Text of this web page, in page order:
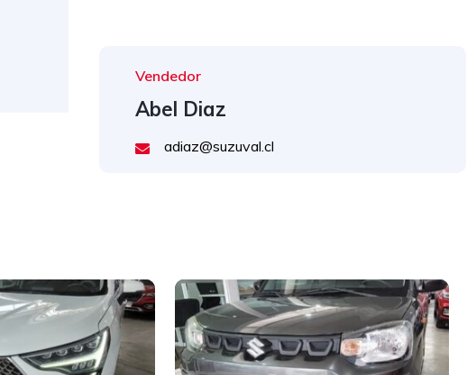
Vendedor
Abel Diaz
adiaz@suzuval.cl